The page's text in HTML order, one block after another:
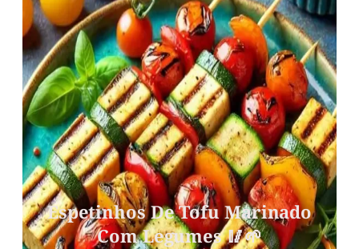
Espetinhos De Tofu Marinado
Com Legumes 🥢🌱